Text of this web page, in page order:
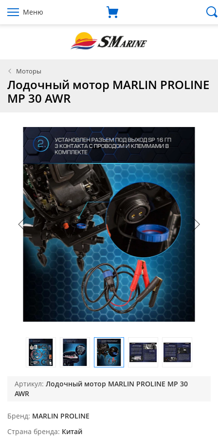
Меню
Моторы
Лодочный мотор MARLIN PROLINE
MP 30 AWR
Артикул: Лодочный мотор MARLIN PROLINE MP 30
AWR
Бренд MARLIN PROLINE
Страна бренда Китай